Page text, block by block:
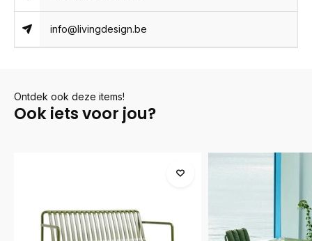
info@livingdesign.be
Ontdek ook deze items!
Ook iets voor jou?